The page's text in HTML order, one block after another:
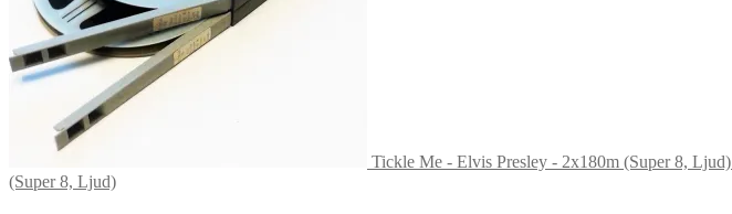
Tickle Me - Elvis Presley - 2x180m (Super 8, Ljud)
(Super 8, Ljud)